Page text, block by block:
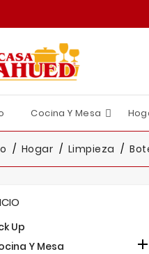
Cocina Y Mesa
Hogar Limpieza
Up
Y Mesa
